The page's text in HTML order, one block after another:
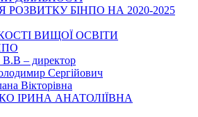
РОЗВИТКУ БІНПО НА 2020-2025
ВИЩОЇ ОСВІТИ
В.В – директор
Сергійович
Вікторівна
ІРИНА АНАТОЛІЇВНА